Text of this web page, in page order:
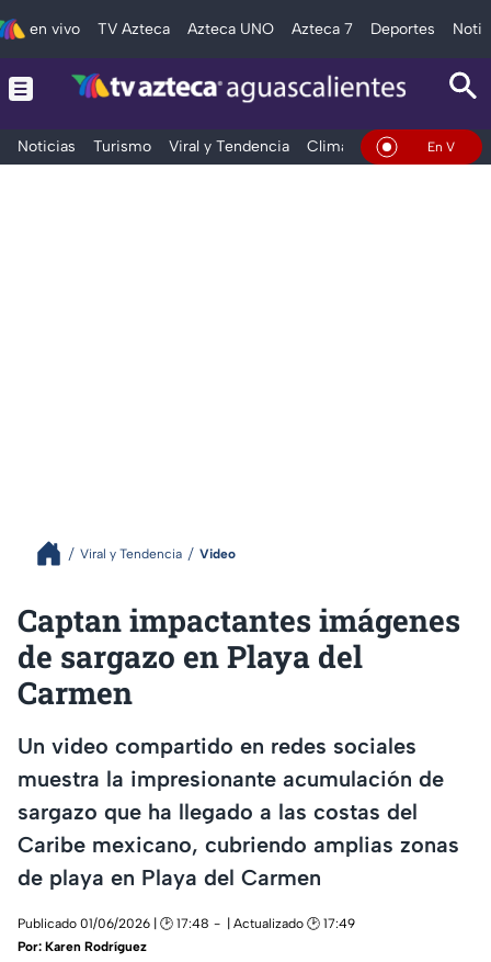
en vivo TV Azteca Azteca UNO Azteca 7 Deportes
Noticias Turismo Viral y Tendencia Clima DeportesEn Vivo
Viral y Tendencia Video
Captan impactantes imágenes
de sargazo en Playa del
Carmen
Un video compartido en redes sociales
muestra la impresionante acumulación de
sargazo que ha llegado a las costas del
Caribe mexicano, cubriendo amplias zonas
de playa en Playa del Carmen
Publicado 01/06/2026 | 🕑 17:48
| Actualizado 🕑 17:49
Por: Karen Rodríguez